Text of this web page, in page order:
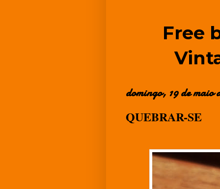
Free
domingo, 19 de maio
QUEBRAR-SE